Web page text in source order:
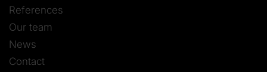
References
Our team
News
Contact